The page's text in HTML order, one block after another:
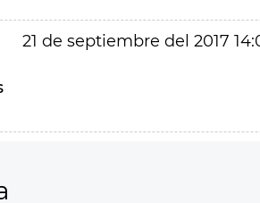
21 de septiembre del 2017